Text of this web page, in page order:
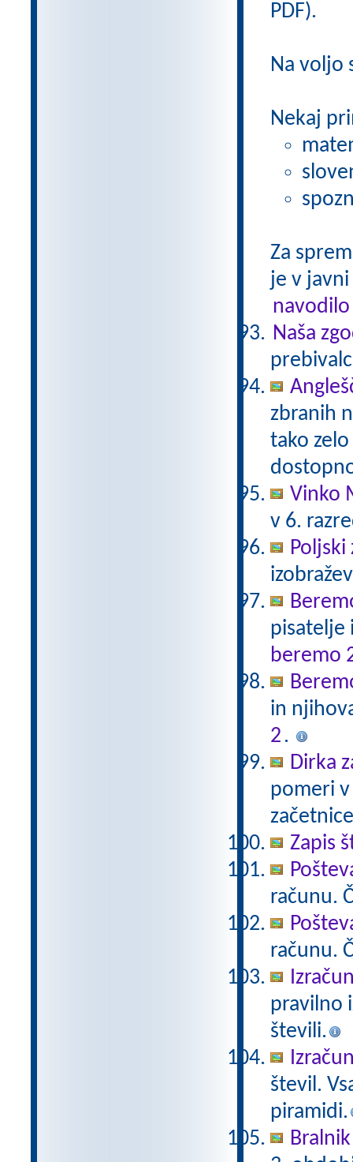
PDF).
Na voljo
Nekaj
Za
je v
navodilo
Naša
zbranih
tako
Vinko
v 6.
Poljski
pisatelje
beremo
in
2.
Dirka
pomeri
Zapis
računu.
računu.
pravilno
števili.
števil.
piramidi.